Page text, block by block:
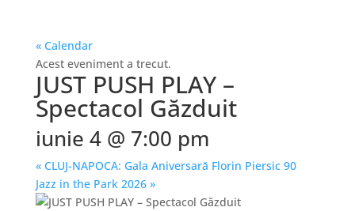
« Calendar
Acest eveniment a trecut.
JUST PUSH PLAY –
Spectacol Găzduit
iunie 4 @ 7:00 pm
«CLUJ-NAPOCA: Gala Aniversarǎ Florin Piersic 90
Jazz in the Park 2026 »